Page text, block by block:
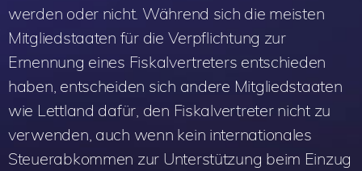
werden oder nicht. Während sich die meisten
Mitgliedstaaten für die Verpflichtung zur
Ernennung eines Fiskalvertreters entschieden
haben, entscheiden sich andere Mitgliedstaaten
wie Lettland dafür, den Fiskalvertreter nicht zu
verwenden, auch wenn kein internationales
Steuerabkommen zur Unterstützung beim Einzug